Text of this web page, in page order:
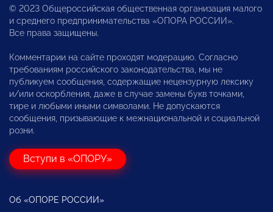
© 2023 Общероссийская общественная организация малого
и среднего предпринимательства «ОПОРА РОССИИ».
Все права защищены.
Комментарии на сайте проходят модерацию. Согласно
требованиям российского законодательства, мы не
публикуем сообщения, содержащие нецензурную лексику
и/или оскорбления, даже в случае замены букв точками,
тире и любыми иными символами. Не допускаются
сообщения, призывающие к межнациональной и социальной
розни.
Вступи в «ОПОРУ»
Об «ОПОРЕ РОССИИ»